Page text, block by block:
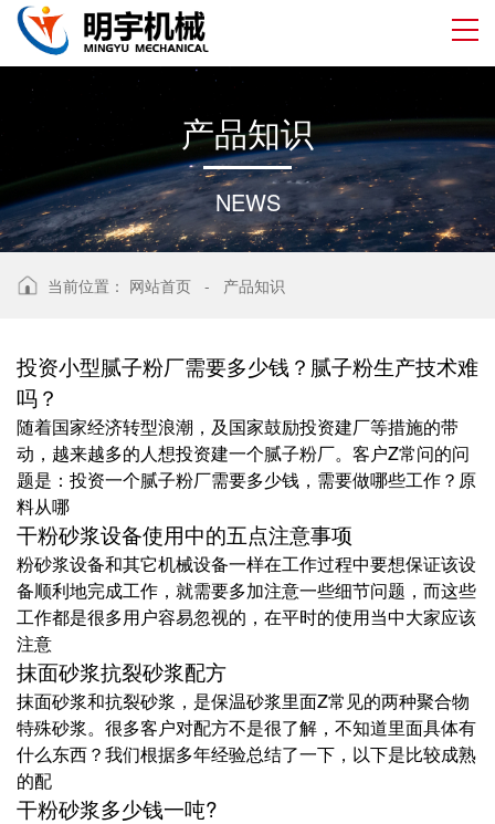
产品知识
NEWS
当前位置： 网站首页 - 产品知识
投资小型腻子粉厂需要多少钱？腻子粉生产技术难
吗？
随着国家经济转型浪潮，及国家鼓励投资建厂等措施的带
动，越来越多的人想投资建一个腻子粉厂。客户Z常问的问
题是：投资一个腻子粉厂需要多少钱，需要做哪些工作？原
料从哪
干粉砂浆设备使用中的五点注意事项
粉砂浆设备和其它机械设备一样在工作过程中要想保证该设
备顺利地完成工作，就需要多加注意一些细节问题，而这些
工作都是很多用户容易忽视的，在平时的使用当中大家应该
注意
抹面砂浆抗裂砂浆配方
抹面砂浆和抗裂砂浆，是保温砂浆里面Z常见的两种聚合物
特殊砂浆。很多客户对配方不是很了解，不知道里面具体有
什么东西？我们根据多年经验总结了一下，以下是比较成熟
的配
干粉砂浆多少钱一吨?